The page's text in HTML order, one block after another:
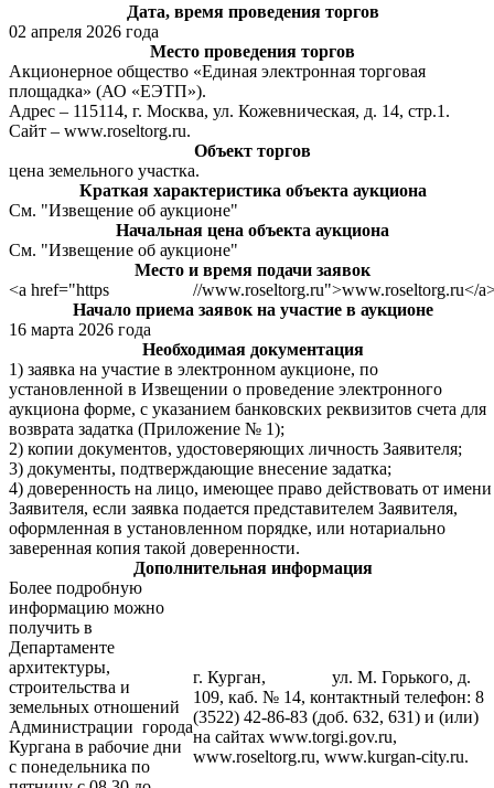
Дата, время проведения торгов
02 апреля 2026 года
Место проведения торгов
Акционерное общество «Единая электронная торговая
площадка» (АО «ЕЭТП»).
Адрес – 115114, г. Москва, ул. Кожевническая, д. 14, стр.1.
Сайт – www.roseltorg.ru.
Объект торгов
цена земельного участка.
Краткая характеристика объекта аукциона
См. "Извещение об аукционе"
Начальная цена объекта аукциона
См. "Извещение об аукционе"
Место и время подачи заявок
<a href="https
//www.roseltorg.ru">www.roseltorg.ru</
Начало приема заявок на участие в аукционе
16 марта 2026 года
Необходимая документация
1) заявка на участие в электронном аукционе, по
установленной в Извещении о проведение электронного
аукциона форме, с указанием банковских реквизитов счета для
возврата задатка (Приложение № 1);
2) копии документов, удостоверяющих личность Заявителя;
3) документы, подтверждающие внесение задатка;
4) доверенность на лицо, имеющее право действовать от имени
Заявителя, если заявка подается представителем Заявителя,
оформленная в установленном порядке, или нотариально
заверенная копия такой доверенности.
Дополнительная информация
Более подробную
информацию можно
получить в
Департаменте
архитектуры,
строительства и
земельных отношений
Администрации города
Кургана в рабочие дни
с понедельника по
г. Курган, ул. М. Горького, д.
109, каб. № 14, контактный телефон: 8
(3522) 42-86-83 (доб. 632, 631) и (или)
на сайтах www.torgi.gov.ru,
www.roseltorg.ru, www.kurgan-city.ru.